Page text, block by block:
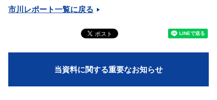
市川レポート一覧に戻る
当資料に関する重要なお知らせ